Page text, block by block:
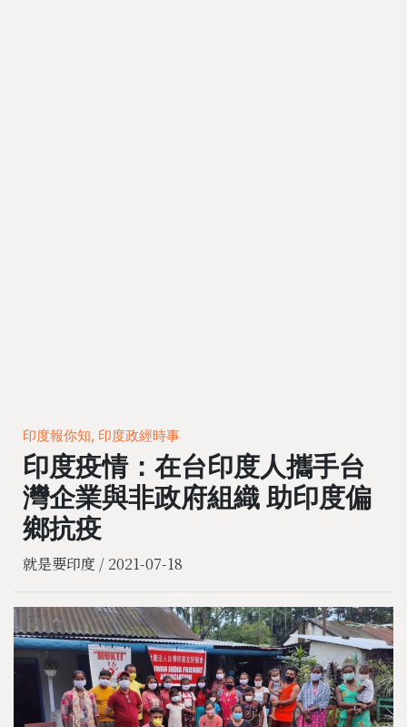
印度報你知, 印度政經時事
印度疫情：在台印度人攜手台
灣企業與非政府組織 助印度偏
鄉抗疫
就是要印度 / 2021-07-18